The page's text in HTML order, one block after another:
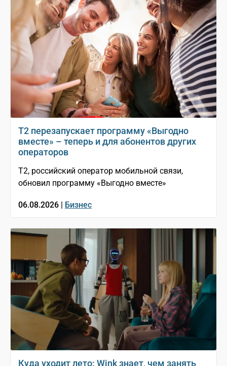
Т2 перезапускает программу «Выгодно
вместе» – теперь и для абонентов других
операторов
T2, российский оператор мобильной связи,
обновил программу «Выгодно вместе»
06.08.2026 | Бизнес
Куда уходит лето: Wink знает, чем занять